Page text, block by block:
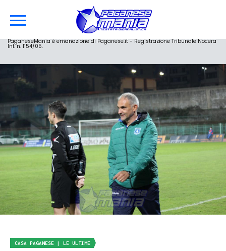
PaganeseMania è emanazione di Paganese.it - Registrazione Tribunale Nocera
Inf. n. 1154/05.
CASA PAGANESE | LE ULTIME